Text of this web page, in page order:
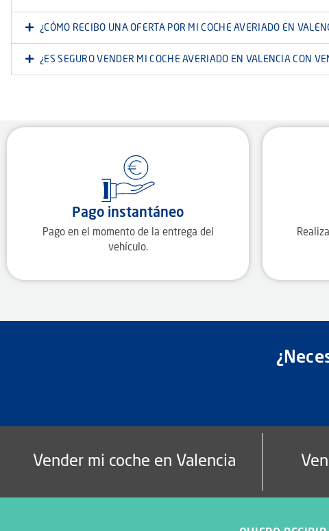
¿CÓMO RECIBO UNA OFERTA POR MI COCHE AVERIADO EN
¿ES SEGURO VENDER MI COCHE AVERIADO EN VALENCIA CON
Pago instantáneo
Pago en el momento de la entrega del
vehículo.
Vender mi coche en Valencia